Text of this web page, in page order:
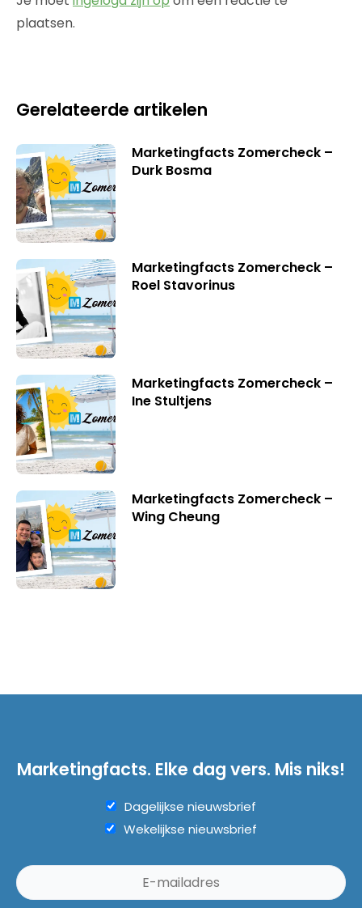
plaatsen.
Gerelateerde artikelen
Marketingfacts Zomercheck –
Durk Bosma
Marketingfacts Zomercheck –
Roel Stavorinus
Marketingfacts Zomercheck –
Ine Stultjens
Marketingfacts Zomercheck –
Wing Cheung
Marketingfacts. Elke dag vers. Mis niks!
Dagelijkse nieuwsbrief
Wekelijkse nieuwsbrief